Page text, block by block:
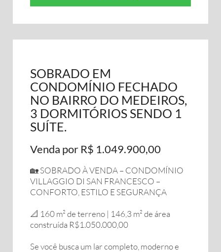
SOBRADO EM
CONDOMÍNIO FECHADO
NO BAIRRO DO MEDEIROS,
3 DORMITÓRIOS SENDO 1
SUÍTE.
Venda por R$ 1.049.900,00
🏡 SOBRADO À VENDA – CONDOMÍNIO
VILLAGGIO DI SAN FRANCESCO –
CONFORTO, ESTILO E SEGURANÇA
📐 160 m² de terreno | 146,3 m² de área
construída R$1.050.000,00
Se você busca um lar completo, moderno e